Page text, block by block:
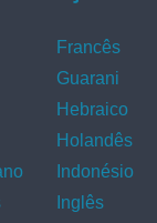
Francês
Guarani
Hebraico
Holandês
Indonésio
Inglês